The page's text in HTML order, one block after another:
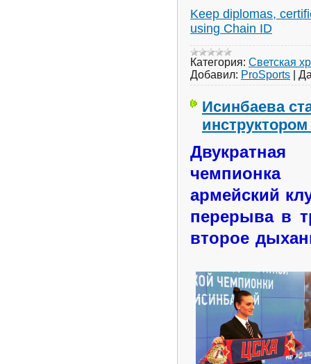
Keep diplomas,
using Chain ID
Категория: Светская
Добавил: ProSports
Исинбаева
армейский
перерыва в
второе